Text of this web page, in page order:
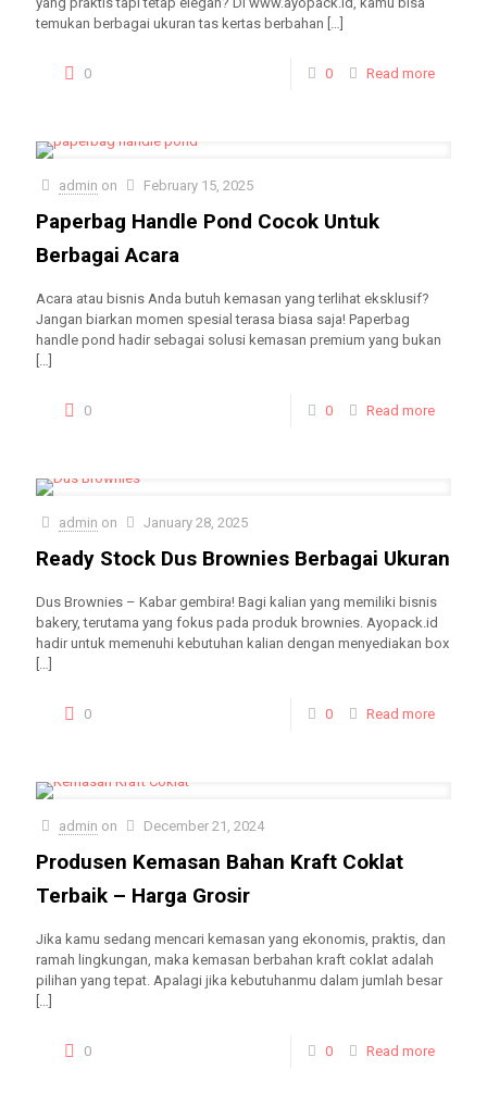
temukan berbagai ukuran tas kertas berbahan […]
0 0 Read more
admin on February 15, 2025
Paperbag Handle Pond Cocok Untuk
Berbagai Acara
Acara atau bisnis Anda butuh kemasan yang terlihat eksklusif?
Jangan biarkan momen spesial terasa biasa saja! Paperbag
handle pond hadir sebagai solusi kemasan premium yang bukan
[…]
0 0 Read more
admin on January 28, 2025
Ready Stock Dus Brownies Berbagai Ukuran
Dus Brownies – Kabar gembira! Bagi kalian yang memiliki bisnis
bakery, terutama yang fokus pada produk brownies. Ayopack.id
hadir untuk memenuhi kebutuhan kalian dengan menyediakan box
[…]
0 0 Read more
admin on December 21, 2024
Produsen Kemasan Bahan Kraft Coklat
Terbaik – Harga Grosir
Jika kamu sedang mencari kemasan yang ekonomis, praktis, dan
ramah lingkungan, maka kemasan berbahan kraft coklat adalah
pilihan yang tepat. Apalagi jika kebutuhanmu dalam jumlah besar
[…]
0 0 Read more